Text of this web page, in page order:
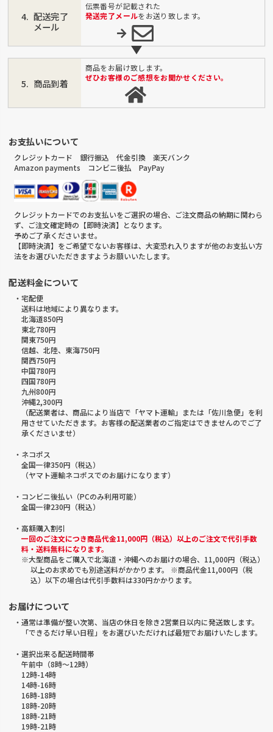
配送完了
メール
伝票番号が記載された
発送完了メールをお送り致します。
商品到着
商品をお届け致します。
ぜひお客様のご感想をお聞かせください。
お支払いについて
クレジットカード 銀行振込 代金引換 楽天バンク
Amazon payments コンビニ後払 PayPay
クレジットカードでのお支払いをご選択の場合、ご注文商品の納期に関わら
ず、ご注文確定時の【即時決済】となります。
予めご了承くださいませ。
【即時決済】をご希望でないお客様は、大変恐れ入りますが他のお支払い方
法をお選びいただきますようお願いいたします。
配送料金について
・宅配便
送料は地域により異なります。
北海道850円
東北780円
関東750円
信越、北陸、東海750円
関西750円
中国780円
四国780円
九州800円
沖縄2,300円
（配送業者は、商品により当店で「ヤマト運輸」または「佐川急便」を利
用させていただきます。お客様の配送業者のご指定はできませんのでご了
承くださいませ）
・ネコポス
全国一律350円（税込）
（ヤマト運輸ネコポスでのお届けになります）
・コンビニ後払い（PCのみ利用可能）
全国一律230円（税込）
・高額購入割引
一回のご注文につき商品代金11,000円（税込）以上のご注文で代引手数
料・送料無料になります。
※大型商品をご購入で北海道・沖縄へのお届けの場合、11,000円（税込）
以上のお求めでも別途送料がかかります。 ※商品代金11,000円（税
込）以下の場合は代引手数料は330円かかります。
お届けについて
・通常は準備が整い次第、当店の休日を除き2営業日以内に発送致します。
「できるだけ早い日程」をお選びいただければ最短でお届けいたします。
・選択出来る配送時間帯
午前中（8時～12時）
12時-14時
14時-16時
16時-18時
18時-20時
18時-21時
19時-21時